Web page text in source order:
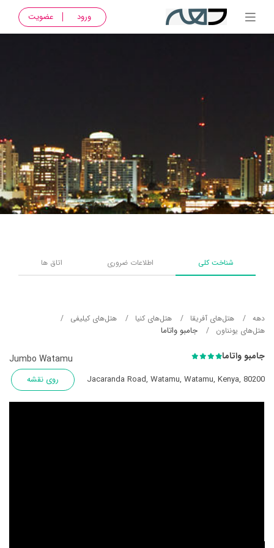
ورود عضویت
شناخت کلی اطلاعات ضروری اتاق ها
دهه هتل‌های آفریقا هتل‌های کنیا
هتل‌های کیلیفی
هتل‌های یونناون
جامبو واتاما
جامبو واتاما Jumbo Watamu
Jacaranda Road, Watamu, Watamu, Kenya, 80200 روی نقشه